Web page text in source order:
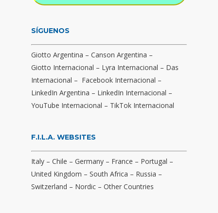
SÍGUENOS
Giotto Argentina – Canson Argentina –
Giotto Internacional – Lyra Internacional – Das
Internacional – Facebook Internacional –
LinkedIn Argentina – LinkedIn Internacional –
YouTube Internacional – TikTok Internacional
F.I.L.A. WEBSITES
Italy – Chile – Germany – France – Portugal –
United Kingdom – South Africa – Russia –
Switzerland – Nordic – Other Countries